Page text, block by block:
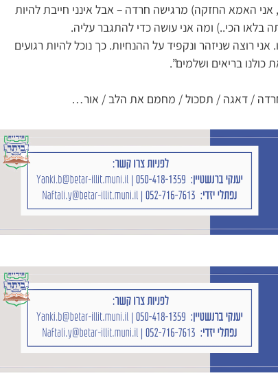
אני האמא החזקה) מרגישה חרדה – אבל אינני חייבת להיות
הכי..) ומה אני עושה כדי להתגבר עליה.
רוצה שניזהר ונקפיד על ההנחיות. כך נוכל להיות רגועים
בריאים ושלמים”.
/ דאגה / תסכול / מחמם את הלב / אור…